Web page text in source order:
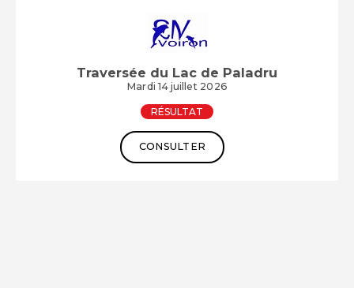
Traversée du Lac de Paladru
Mardi 14 juillet 2026
RÉSULTAT
CONSULTER